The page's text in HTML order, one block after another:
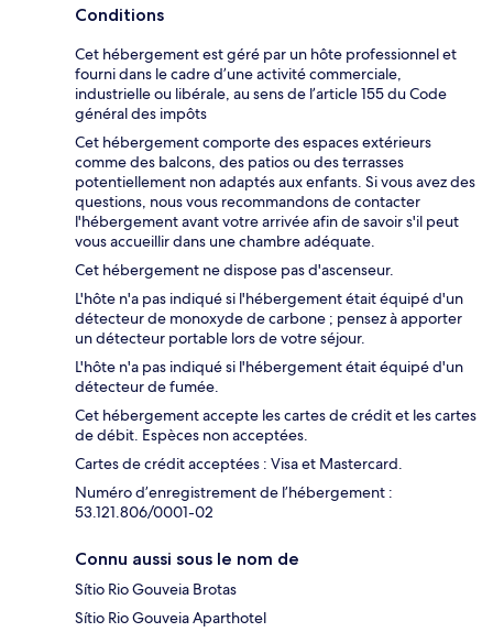
Conditions
Cet hébergement est géré par un hôte professionnel et
fourni dans le cadre d’une activité commerciale,
industrielle ou libérale, au sens de l’article 155 du Code
général des impôts
Cet hébergement comporte des espaces extérieurs
comme des balcons, des patios ou des terrasses
potentiellement non adaptés aux enfants. Si vous avez des
questions, nous vous recommandons de contacter
l'hébergement avant votre arrivée afin de savoir s'il peut
vous accueillir dans une chambre adéquate.
Cet hébergement ne dispose pas d'ascenseur.
L'hôte n'a pas indiqué si l'hébergement était équipé d'un
détecteur de monoxyde de carbone ; pensez à apporter
un détecteur portable lors de votre séjour.
L'hôte n'a pas indiqué si l'hébergement était équipé d'un
détecteur de fumée.
Cet hébergement accepte les cartes de crédit et les cartes
de débit. Espèces non acceptées.
Cartes de crédit acceptées : Visa et Mastercard.
Numéro d’enregistrement de l’hébergement :
53.121.806/0001-02
Connu aussi sous le nom de
Sítio Rio Gouveia Brotas
Sítio Rio Gouveia Aparthotel